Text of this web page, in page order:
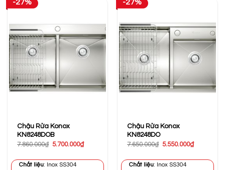
-27%
Chậu Rửa Konox
KN8248DOB
7.860.000₫ Giá
7.860.000₫.
5.700.000₫Giá
Chất liệu: Inox SS304
-27%
Chậu Rửa Konox
KN8248DO
7.650.000₫ Giá
7.650.000₫.
5.550.000₫Giá
Chất liệu: Inox SS304